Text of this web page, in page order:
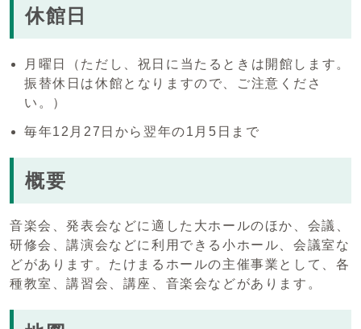
休館日
月曜日（ただし、祝日に当たるときは開館します。
振替休日は休館となりますので、ご注意くださ
い。）
毎年12月27日から翌年の1月5日まで
概要
音楽会、発表会などに適した大ホールのほか、会議、
研修会、講演会などに利用できる小ホール、会議室な
どがあります。たけまるホールの主催事業として、各
種教室、講習会、講座、音楽会などがあります。